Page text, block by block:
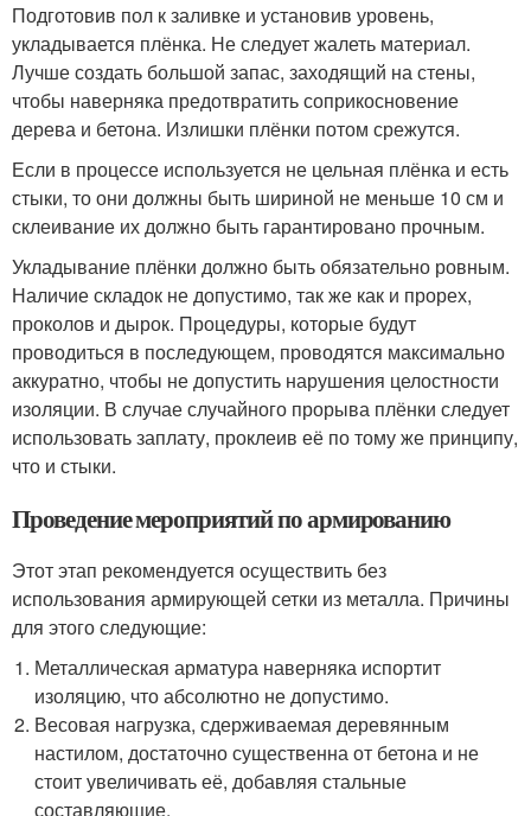
Подготовив пол к заливке и установив уровень,
укладывается плёнка. Не следует жалеть материал.
Лучше создать большой запас, заходящий на стены,
чтобы наверняка предотвратить соприкосновение
дерева и бетона. Излишки плёнки потом срежутся.
Если в процессе используется не цельная плёнка и есть
стыки, то они должны быть шириной не меньше 10 см и
склеивание их должно быть гарантировано прочным.
Укладывание плёнки должно быть обязательно ровным.
Наличие складок не допустимо, так же как и прорех,
проколов и дырок. Процедуры, которые будут
проводиться в последующем, проводятся максимально
аккуратно, чтобы не допустить нарушения целостности
изоляции. В случае случайного прорыва плёнки следует
использовать заплату, проклеив её по тому же принципу,
что и стыки.
Проведение мероприятий по армированию
Этот этап рекомендуется осуществить без
использования армирующей сетки из металла. Причины
для этого следующие:
Металлическая арматура наверняка испортит
изоляцию, что абсолютно не допустимо.
Весовая нагрузка, сдерживаемая деревянным
настилом, достаточно существенна от бетона и не
стоит увеличивать её, добавляя стальные
составляющие.